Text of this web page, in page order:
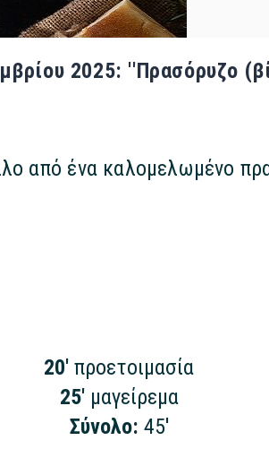
2025: ''Πρασόρυζο
από ένα καλομελωμένο
20' προετοιμασία
25'μαγείρεμα
Σύνολο: 45'